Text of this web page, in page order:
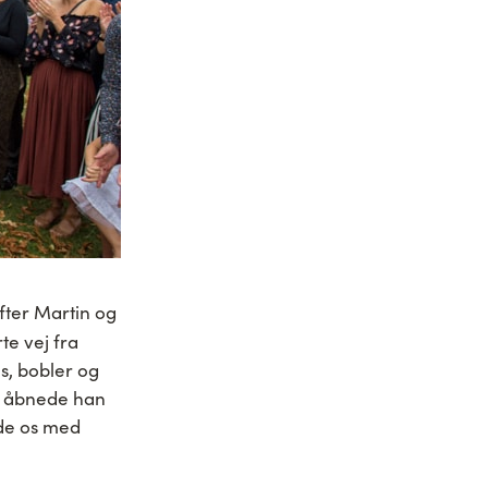
Martin og
vej fra
bobler og
han
os med